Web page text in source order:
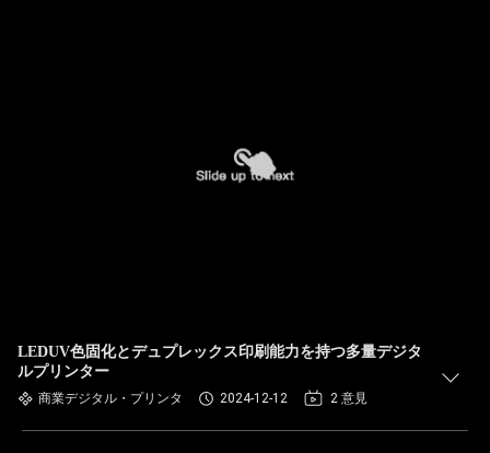
LEDUV色固化とデュプレックス印刷能力を持つ多量デジタ
ルプリンター
商業デジタル・プリンタ 2024-12-12 2 意見